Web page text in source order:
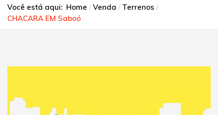
Você está aqui: Home Venda
Terrenos
CHACARA EM Saboó